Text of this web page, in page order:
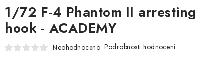
WARHAMMER
ASK PRODUKTY
1/72 F-4 Phantom II arresting
hook - ACADEMY
Neohodnoceno Podrobnosti hodnocení